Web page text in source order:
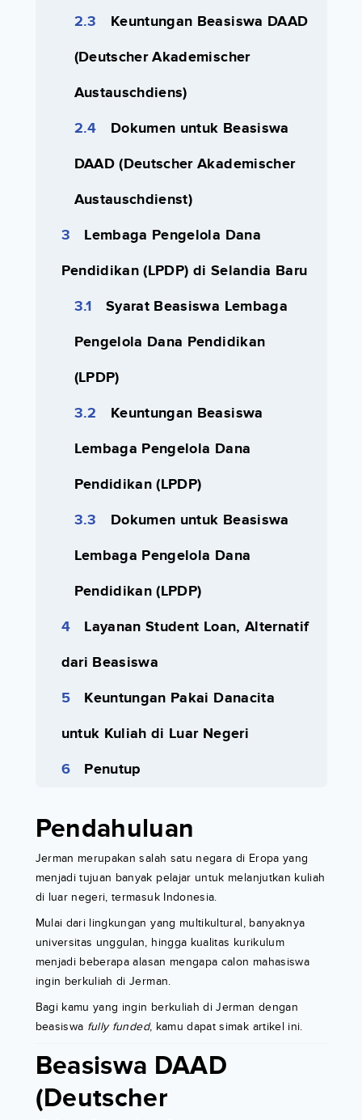
Keuntungan Beasiswa DAAD
(Deutscher Akademischer
Austauschdiens)
Dokumen untuk Beasiswa
DAAD (Deutscher Akademischer
Austauschdienst)
Lembaga Pengelola Dana
Pendidikan (LPDP) di Selandia Baru
Syarat Beasiswa Lembaga
Pengelola Dana Pendidikan
(LPDP)
Keuntungan Beasiswa
Lembaga Pengelola Dana
Pendidikan (LPDP)
Dokumen untuk Beasiswa
Lembaga Pengelola Dana
Pendidikan (LPDP)
Layanan Student Loan, Alternatif
dari Beasiswa
Keuntungan Pakai Danacita
untuk Kuliah di Luar Negeri
Penutup
Pendahuluan
Jerman merupakan salah satu negara di Eropa yang
menjadi tujuan banyak pelajar untuk melanjutkan kuliah
di luar negeri, termasuk Indonesia.
Mulai dari lingkungan yang multikultural, banyaknya
universitas unggulan, hingga kualitas kurikulum
menjadi beberapa alasan mengapa calon mahasiswa
ingin berkuliah di Jerman.
Bagi kamu yang ingin berkuliah di Jerman dengan
beasiswa fully funded, kamu dapat simak artikel ini.
Beasiswa DAAD
(Deutscher